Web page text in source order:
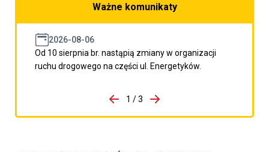
Ważne komunikaty
2026-08-06
Od 10 sierpnia br. nastąpią zmiany w organizacji
ruchu drogowego na części ul. Energetyków.
porzpedniego komunikatu
1 / 3
Przejdź do następnego